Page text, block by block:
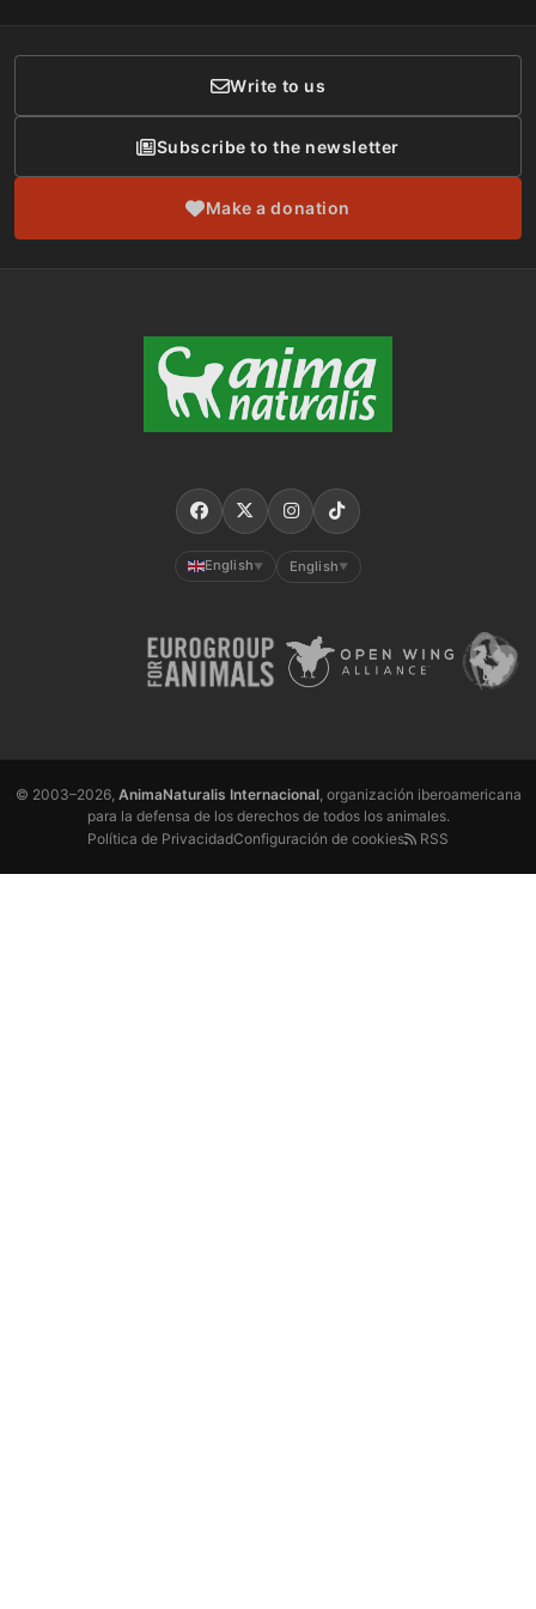
Donor Care
Write to us
Subscribe to the newsletter
Make a donation
English ▼ English ▼
© 2003–2026, AnimaNaturalis Internacional, organización iberoamericana
para la defensa de los derechos de todos los animales.
Política de PrivacidadConfiguración de cookies RSS